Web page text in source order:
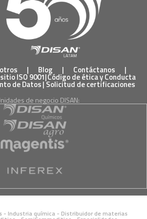
| Blog | Contáctanos |
ISO 9001|Código de ética y Conducta
de Datos|Solicitud de certificaciones
de negocio DISAN:
- Industria química - Distribuidor de materias